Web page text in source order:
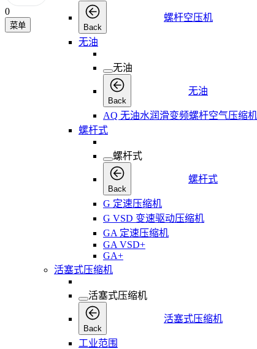
0
菜单 Back
螺杆空压机
无油
无油
Back
无油
AQ 无油水润滑变频螺杆空气压缩机
螺杆式
螺杆式
Back
螺杆式
G 定速压缩机
G VSD 变速驱动压缩机
GA 定速压缩机
GA VSD+
GA+
活塞式压缩机
活塞式压缩机
Back
活塞式压缩机
工业范围